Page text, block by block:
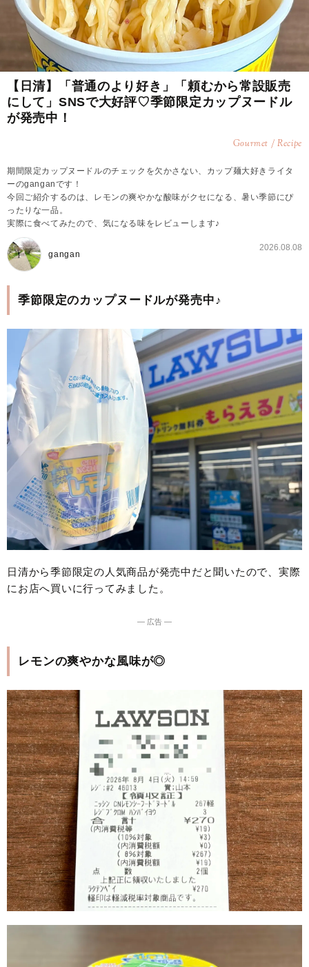
【日清】「普通のより好き」「頼むから常設販売
にして」SNSで大好評♡季節限定カップヌードル
が発売中！
Gourmet / Recipe
期間限定カップヌードルのチェックを欠かさない、カップ麺大好きライタ
ーのganganです！
今回ご紹介するのは、レモンの爽やかな酸味がクセになる、暑い季節にぴ
ったりな一品。
実際に食べてみたので、気になる味をレビューします♪
gangan
2026.08.08
季節限定のカップヌードルが発売中♪
日清から季節限定の人気商品が発売中だと聞いたので、実際
にお店へ買いに行ってみました。
― 広告 ―
レモンの爽やかな風味が◎